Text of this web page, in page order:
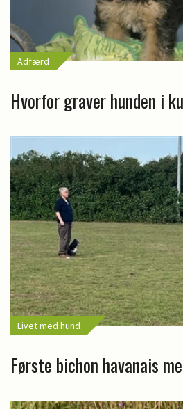
Adfærd
Hvorfor graver hunden i
Livet med hund
Første bichon havanais